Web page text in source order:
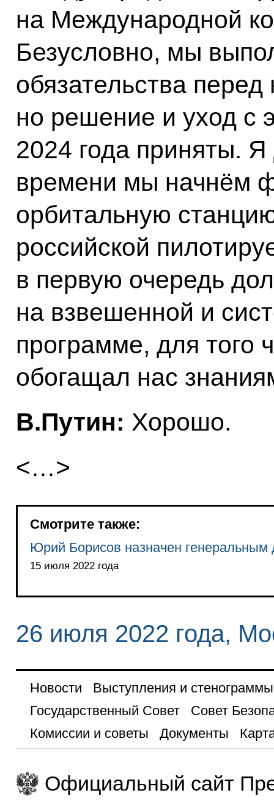
на Международной
Безусловно, мы
обязательства
но решение и уход с
2024 года приняты.
времени мы начнём
орбитальную
российской
в первую очередь
на взвешенной и
программе, для того
обогащал нас
В.Путин: Хорошо.
<…>
Смотрите также:
Юрий Борисов назначен генеральным
15 июля 2022 года
26 июля 2022 года,
Новости
Выступления и стенограммы
Государственный Совет
Совет
Комиссии и советы
Документы
Официальный сайт